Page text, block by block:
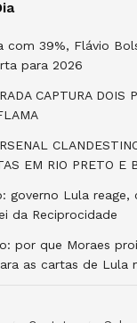
com 39%, Flávio
para 2026
CAPTURA DOIS
EM RIO PRETO E
governo Lula reage,
da Reciprocidade
por que Moraes
as cartas de Lula